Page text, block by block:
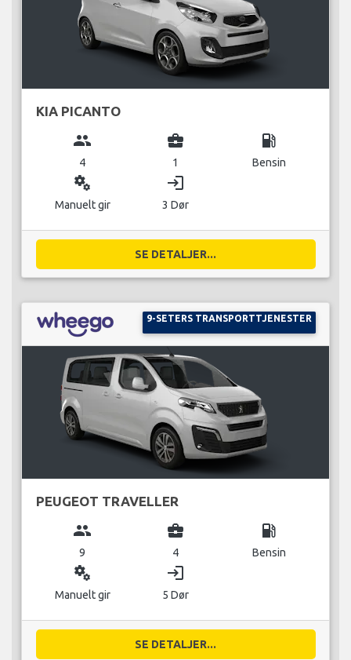
KIA PICANTO
group
4
business_center
1
local_gas_station
Bensin
miscellaneous_services
Manuelt gir
login
3 Dør
SE DETALJER...
9-SETERS TRANSPORTTJENESTER
PEUGEOT TRAVELLER
group
9
business_center
4
local_gas_station
Bensin
miscellaneous_services
Manuelt gir
login
5 Dør
SE DETALJER...